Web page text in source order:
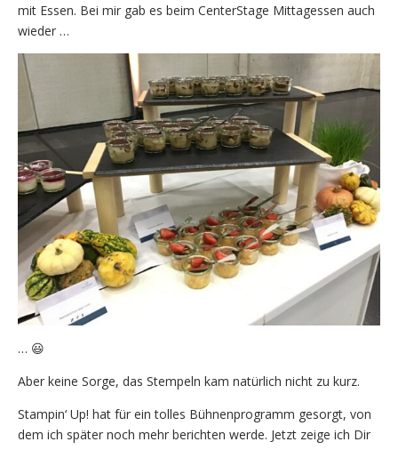
mit Essen. Bei mir gab es beim CenterStage Mittagessen auch
wieder …
… 😃
Aber keine Sorge, das Stempeln kam natürlich nicht zu kurz.
Stampin‘ Up! hat für ein tolles Bühnenprogramm gesorgt, von
dem ich später noch mehr berichten werde. Jetzt zeige ich Dir